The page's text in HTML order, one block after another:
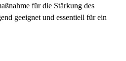
für die Stärkung des
geeignet und essentiell für ein